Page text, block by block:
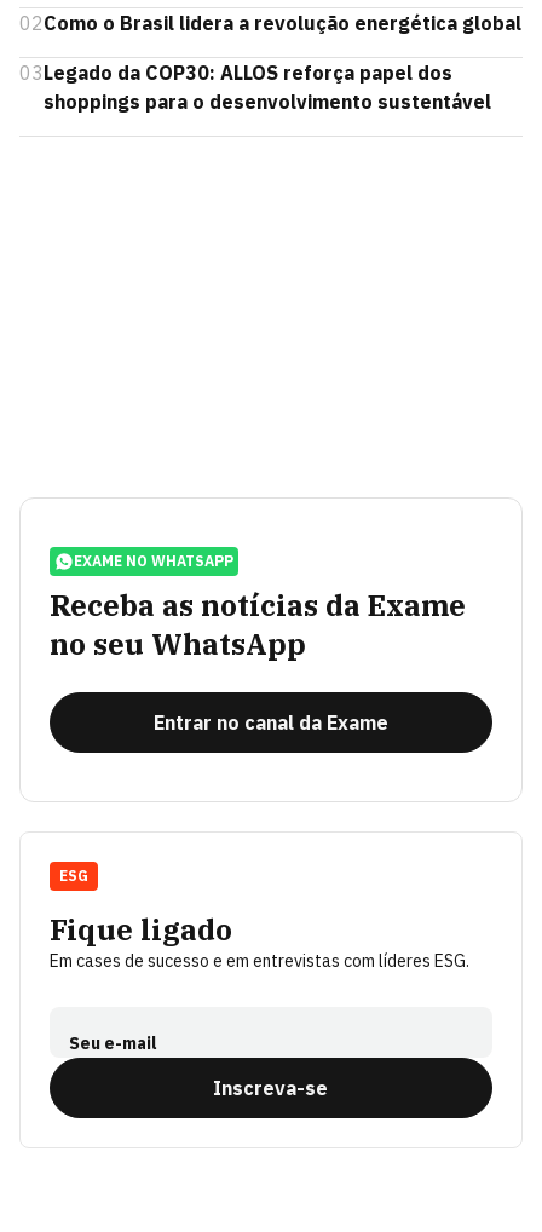
02Como o Brasil lidera a revolução energética global
03Legado da COP30: ALLOS reforça papel dos
shoppings para o desenvolvimento sustentável
EXAME NO WHATSAPP
Receba as notícias da Exame
no seu WhatsApp
Entrar no canal da Exame
Fique ligado
Em cases de sucesso e em entrevistas com líderes ESG.
Seu e-mail
Inscreva-se
ESG